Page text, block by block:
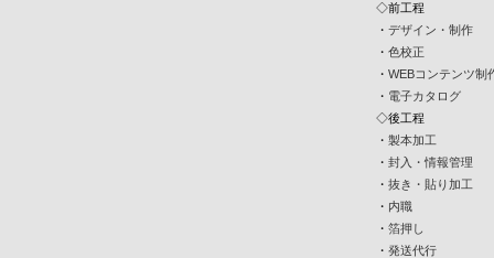
◇前工程
・ デザイン・制作
・ 色校正
・ WEBコンテンツ制
・ 電子カタログ
◇後工程
・ 製本加工
・ 封入・情報管理
・ 抜き・貼り加工
・ 内職
・ 箔押し
・ 発送代行